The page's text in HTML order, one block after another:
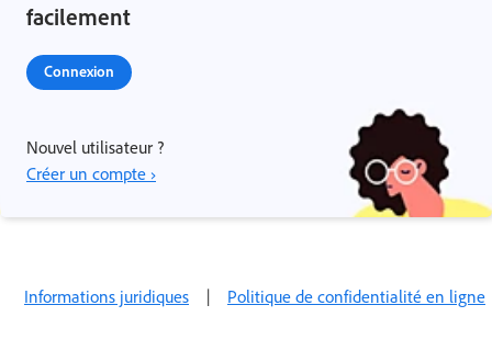
facilement
Connexion
Nouvel utilisateur ?
Créer un compte ›
Informations juridiques | Politique de confidentialité en ligne